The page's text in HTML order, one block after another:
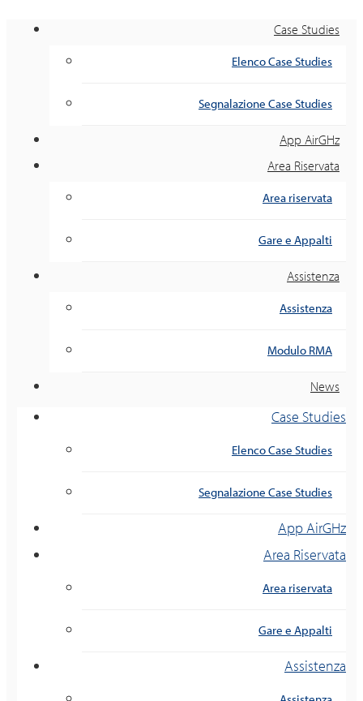
Case Studies
Elenco Case Studies
Segnalazione Case Studies
App AirGHz
Area Riservata
Area riservata
Gare e Appalti
Assistenza
Assistenza
Modulo RMA
News
Case Studies
Elenco Case Studies
Segnalazione Case Studies
App AirGHz
Area Riservata
Area riservata
Gare e Appalti
Assistenza